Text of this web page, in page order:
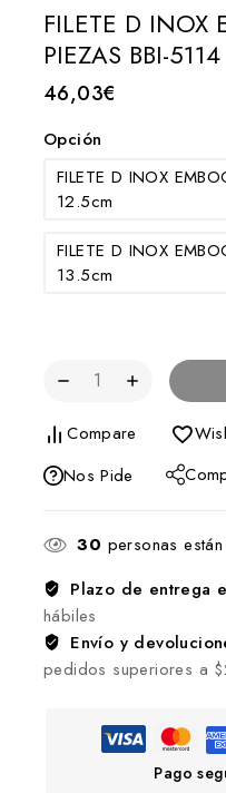
FILETE D INOX
PIEZAS BBI-5114
46,03€
Opción
FILETE D INOX
12.5cm
FILETE D INOX
13.5cm
Compare
Nos Pide
30 personas
Plazo de entrega
hábiles
Envío y
pedidos superiores a
Pago